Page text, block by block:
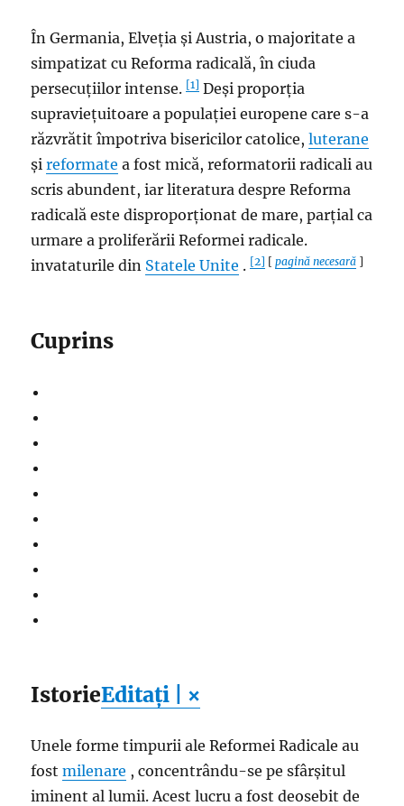
În Germania, Elveția și Austria, o majoritate a
simpatizat cu Reforma radicală, în ciuda
persecuțiilor intense.[1] Deși proporția
supraviețuitoare a populației europene care s-a
răzvrătit împotriva bisericilor catolice,luterane
șireformate a fost mică, reformatorii radicali au
scris abundent, iar literatura despre Reforma
radicală este disproporționat de mare, parțial ca
urmare a proliferării Reformei radicale.
invataturile din Statele Unite .[2] [pagină necesară ]
Cuprins
IstorieEditați | ×
Unele forme timpurii ale Reformei Radicale au
fostmilenare , concentrându-se pe sfârșitul
iminent al lumii. Acest lucru a fost deosebit de